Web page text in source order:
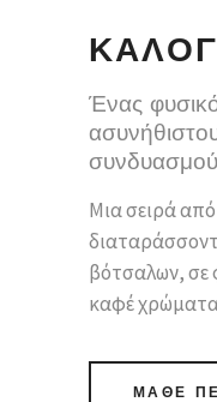
Ένας
Μια σειρά
βότσαλων, σε
καφέ
ΜΑΘΕ